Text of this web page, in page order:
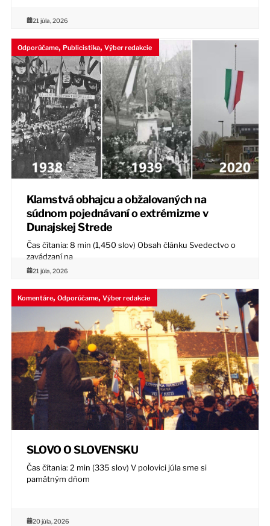
21 júla, 2026
Odporúčame, Publicistika, Výber redakcie
Klamstvá obhajcu a obžalovaných na
súdnom pojednávaní o extrémizme v
Dunajskej Strede
Čas čítania: 8 min (1,450 slov) Obsah článku Svedectvo o
zavádzaní na
21 júla, 2026
Komentáre, Odporúčame, Výber redakcie
SLOVO O SLOVENSKU
Čas čítania: 2 min (335 slov) V polovici júla sme si
pamätným dňom
20 júla, 2026